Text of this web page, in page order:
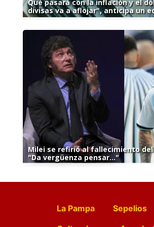
Qué pasará con la inflación y el
divisas va a aflojar", anticipa un
Milei se refirió al fallecimiento del
"Da vergüenza pensar..."
La Pampa Sepelios